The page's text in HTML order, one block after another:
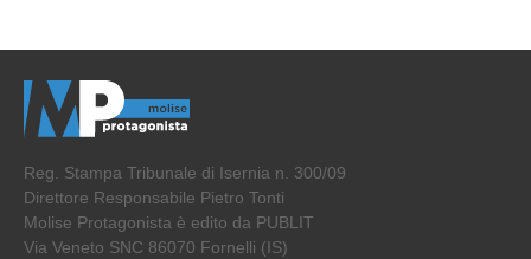
Reg. Stampa Tribunale di Isernia n. 300/09
Direttore Responsabile Pietro Tonti
Molise Protagonista è edito da PUBLIT
Via Veneto SNC 86070 Fornelli (IS)